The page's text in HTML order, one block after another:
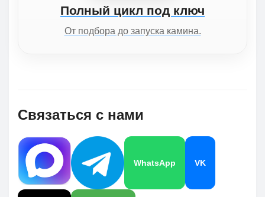
Полный цикл под ключ
От подбора до запуска камина.
Связаться с нами
WhatsApp VK